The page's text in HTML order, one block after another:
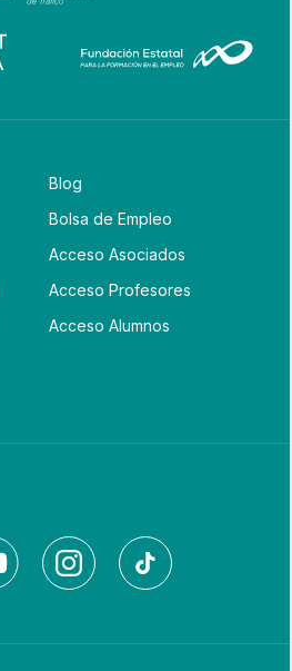
Blog
Bolsa de Empleo
Acceso Asociados
Acceso Profesores
Acceso Alumnos